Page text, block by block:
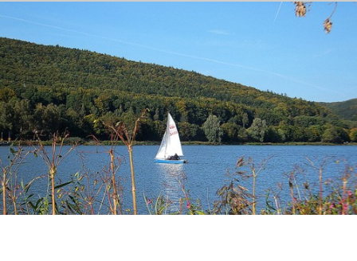
Menü
Kontakt
Blog
Über uns
Baufinanzierung
Vermögensverwaltung
Ruhestandsplanung